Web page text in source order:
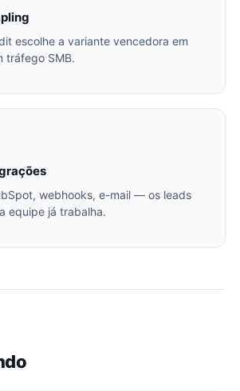
escolhe a variante vencedora em
tráfego SMB.
webhooks, e-mail — os leads
equipe já trabalha.